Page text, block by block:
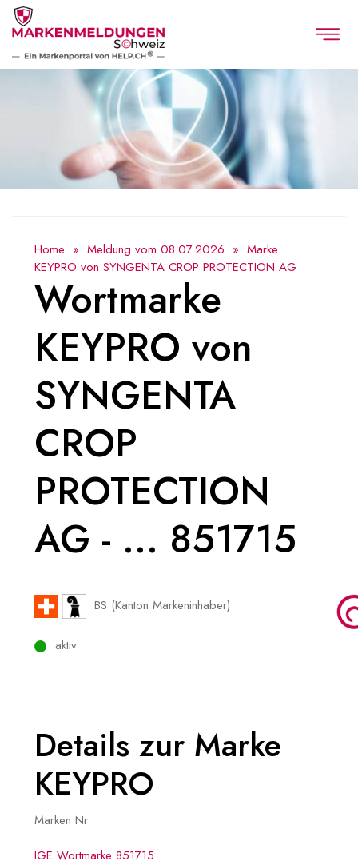
Home » Meldung vom 08.07.2026 » Marke
KEYPRO von SYNGENTA CROP PROTECTION AG
Wortmarke
KEYPRO von
SYNGENTA
CROP
PROTECTION
AG - ... 851715
BS (Kanton Markeninhaber)
aktiv
Details zur Marke
KEYPRO
Marken Nr.
IGE Wortmarke 851715